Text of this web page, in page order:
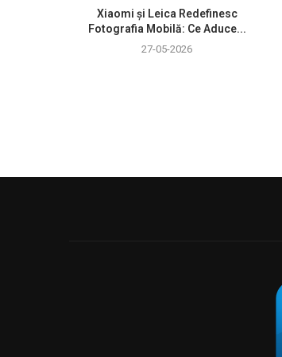
Xiaomi și Leica Redefinesc
Fotografia Mobilă: Ce Aduce...
27-05-2026